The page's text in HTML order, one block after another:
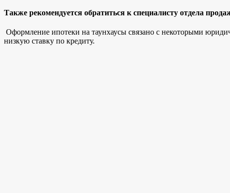
Также рекомендуется обратиться к специалисту отдела
Оформление ипотеки на таунхаусы связано с некоторыми
низкую ставку по кредиту.